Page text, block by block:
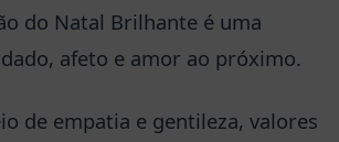
do Natal Brilhante é uma
afeto e amor ao próximo.
de empatia e gentileza, valores